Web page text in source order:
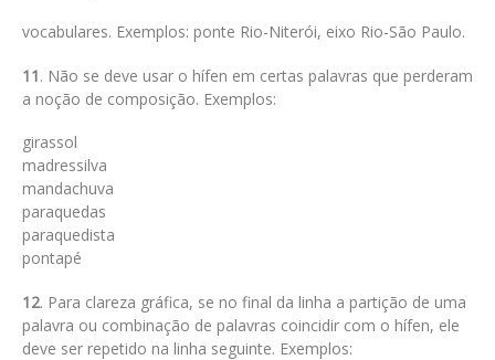
vocabulares. Exemplos: ponte Rio-Niterói, eixo Rio-São Paulo.
11. Não se deve usar o hífen em certas palavras que perderam
a noção de composição. Exemplos:
girassol
madressilva
mandachuva
paraquedas
paraquedista
pontapé
12. Para clareza gráfica, se no final da linha a partição de uma
palavra ou combinação de palavras coincidir com o hífen, ele
deve ser repetido na linha seguinte. Exemplos: